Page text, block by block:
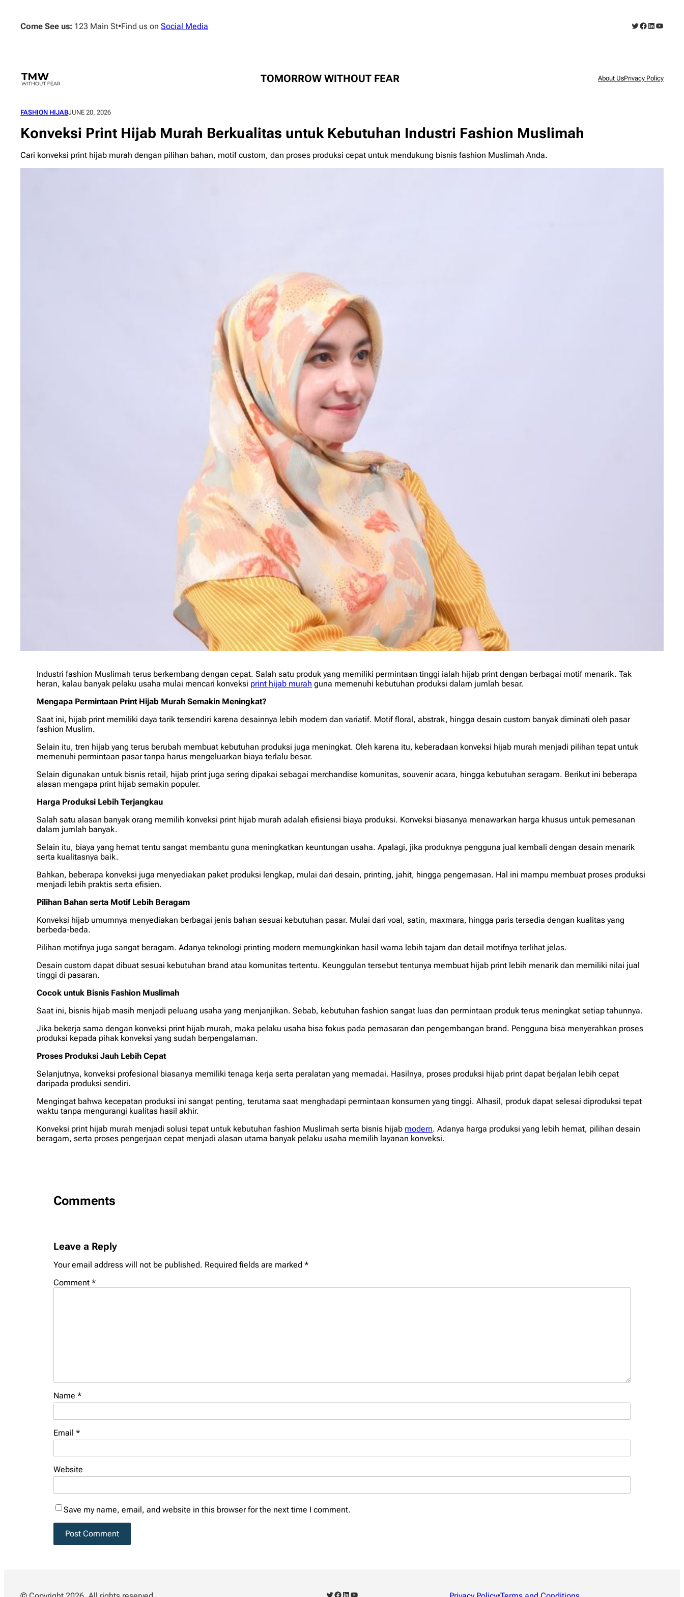
contentCome See us: 123 Main St•Find us onSocial Media Twitter
Facebook
LinkedIn
TOMORROW WITHOUT FEAR About UsPrivacy Policy
FASHION HIJABJUNE 20, 2026
Konveksi Print Hijab Murah Berkualitas untuk Kebutuhan Industri Fashion Muslimah
Cari konveksi print hijab murah dengan pilihan bahan, motif custom, dan proses produksi cepat untuk mendukung bisnis fashion Muslimah Anda.
Industrifashion Muslimah terus berkembang dengan cepat. Salah satu produk yang memiliki permintaan tinggi ialah hijab print dengan berbagai motif menarik. Tak
heran, kalau banyak pelaku usaha mulai mencari konveksi print hijab murah guna memenuhi kebutuhan produksi dalam jumlah besar.
Mengapa Permintaan Print Hijab Murah Semakin Meningkat?
Saat ini, hijab print memiliki daya tarik tersendiri karena desainnya lebih modern dan variatif. Motif floral, abstrak, hingga desaincustom banyak diminati oleh pasar
fashion Muslim.
Selain itu, tren hijab yang terus berubah membuat kebutuhan produksi juga meningkat. Oleh karena itu, keberadaan konveksi hijab murah menjadi pilihan tepat untuk
memenuhi permintaan pasar tanpa harus mengeluarkan biaya terlalu besar.
Selain digunakan untuk bisnis retail, hijab print juga sering dipakai sebagai merchandise komunitas,souveniracara, hingga kebutuhan seragam. Berikut ini beberapa
alasan mengapa print hijab semakin populer.
Harga Produksi Lebih Terjangkau
Salah satu alasan banyak orang memilih konveksi print hijab murah adalah efisiensi biaya produksi. Konveksi biasanya menawarkan harga khusus untuk pemesanan
dalam jumlah banyak.
Selain itu, biaya yang hemat tentu sangat membantu guna meningkatkan keuntungan usaha. Apalagi, jika produknya pengguna jual kembali dengan desain menarik
serta kualitasnya baik.
Bahkan, beberapa konveksi juga menyediakan paket produksi lengkap, mulai dari desain, printing, jahit, hingga pengemasan. Hal ini mampu membuat proses produksi
menjadi lebih praktis serta efisien.
Pilihan Bahan serta Motif Lebih Beragam
Konveksi hijab umumnya menyediakan berbagai jenis bahan sesuai kebutuhan pasar. Mulai dari voal, satin, maxmara, hingga paris tersedia dengan kualitas yang
berbeda-beda.
Pilihan motifnya juga sangat beragam. Adanya teknologi printing modern memungkinkan hasil warna lebih tajam dan detail motifnya terlihat jelas.
Desaincustomdapat dibuat sesuai kebutuhan brandatau komunitas tertentu. Keunggulan tersebut tentunya membuat hijab print lebih menarik dan memiliki nilai jual
tinggi di pasaran.
Cocok untuk Bisnis Fashion Muslimah
Saat ini, bisnis hijab masih menjadi peluang usaha yang menjanjikan. Sebab, kebutuhanfashionsangat luas dan permintaan produk terus meningkat setiap tahunnya.
Jika bekerja sama dengan konveksi print hijab murah, maka pelaku usaha bisa fokus pada pemasaran dan pengembangan brand. Pengguna bisa menyerahkan proses
produksi kepada pihak konveksi yang sudah berpengalaman.
Proses Produksi Jauh Lebih Cepat
Selanjutnya, konveksi profesional biasanya memiliki tenaga kerja serta peralatan yang memadai. Hasilnya, proses produksi hijab print dapat berjalan lebih cepat
daripada produksi sendiri.
Mengingat bahwa kecepatan produksi ini sangat penting, terutama saat menghadapi permintaan konsumen yang tinggi. Alhasil, produk dapat selesai diproduksi tepat
waktu tanpa mengurangi kualitas hasil akhir.
Konveksi print hijab murah menjadi solusi tepat untuk kebutuhanfashion Muslimah serta bisnis hijab modern. Adanya harga produksi yang lebih hemat, pilihan desain
beragam, serta proses pengerjaan cepat menjadi alasan utama banyak pelaku usaha memilih layanan konveksi.
Comments
Leave a Reply
Your email address will not be published. Required fields are marked *
Comment *
Name *
Email *
Website
Save my name, email, and website in this browser for the next time I comment.
Twitter Facebook LinkedIn YouTube